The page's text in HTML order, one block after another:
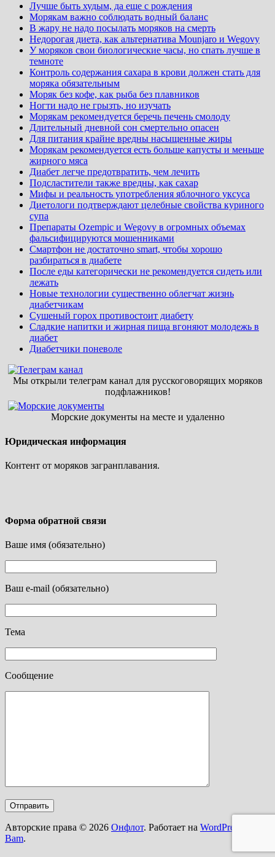
Лучше быть худым, да еще с рождения
Морякам важно соблюдать водный баланс
В жару не надо посылать моряков на смерть
Недорогая диета, как альтернатива Mounjaro и Wegovy
У моряков свои биологические часы, но спать лучше в
темноте
Контроль содержания сахара в крови должен стать для
моряка обязательным
Моряк без кофе, как рыба без плавников
Ногти надо не грызть, но изучать
Морякам рекомендуется беречь печень смолоду
Длительный дневной сон смертельно опасен
Для питания крайне вредны насыщенные жиры
Морякам рекомендуется есть больше капусты и меньше
жирного мяса
Диабет легче предотвратить, чем лечить
Подсластители также вредны, как сахар
Мифы и реальность употребления яблочного уксуса
Диетологи подтверждают целебные свойства куриного
супа
Препараты Ozempic и Wegovy в огромных объемах
фальсифицируются мошенниками
Смартфон не достаточно smart, чтобы хорошо
разбираться в диабете
После еды категорически не рекомендуется сидеть или
лежать
Новые технологии существенно облегчат жизнь
диабетчикам
Сушеный горох противостоит диабету
Сладкие напитки и жирная пища вгоняют молодежь в
диабет
Диабетчики поневоле
Мы открыли телеграм канал для русскоговорящих моряков
подфлажников!
Морские документы на месте и удаленно
Юридическая информация
Контент от моряков загранплавания.
Форма обратной связи
Ваше имя (обязательно)
Ваш e-mail (обязательно)
Тема
Сообщение
Авторские права © 2026 Онфлот. Работает на WordPress
Bam.